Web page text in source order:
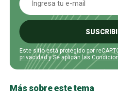
Este sitio está protegido por
privacidady Se aplican las
Más sobre este tema